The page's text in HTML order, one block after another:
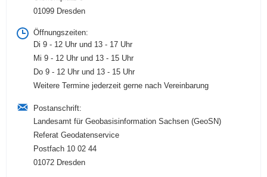
01099 Dresden
Öffnungszeiten:
Di 9 - 12 Uhr und 13 - 17 Uhr
Mi 9 - 12 Uhr und 13 - 15 Uhr
Do 9 - 12 Uhr und 13 - 15 Uhr
Weitere Termine jederzeit gerne nach Vereinbarung
Postanschrift:
Landesamt für Geobasisinformation Sachsen (GeoSN)
Referat Geodatenservice
Postfach 10 02 44
01072 Dresden